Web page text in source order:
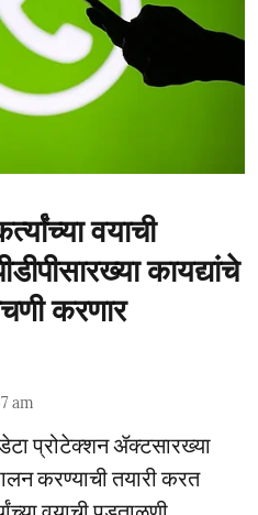
वयाची
कायद्यांचे
करणार
am
प्रोटेक्शन ॲक्टसारख्या
करण्याची तयारी करत